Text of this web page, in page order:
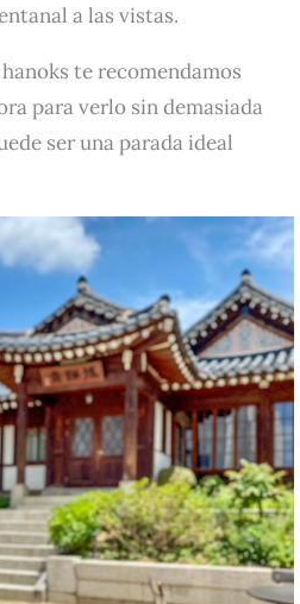
a las vistas.
te recomendamos
para verlo sin demasiada
ser una parada ideal